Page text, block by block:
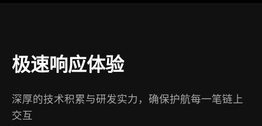
极速响应体验
深厚的技术积累与研发实力，确保护航每一笔链上
交互